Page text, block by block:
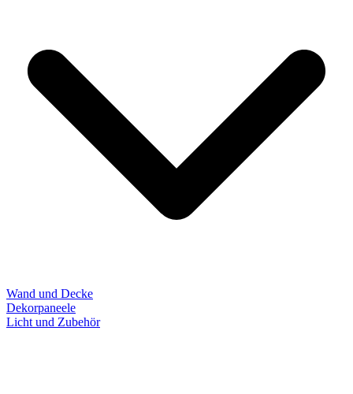
Wand und Decke
Dekorpaneele
Licht und Zubehör